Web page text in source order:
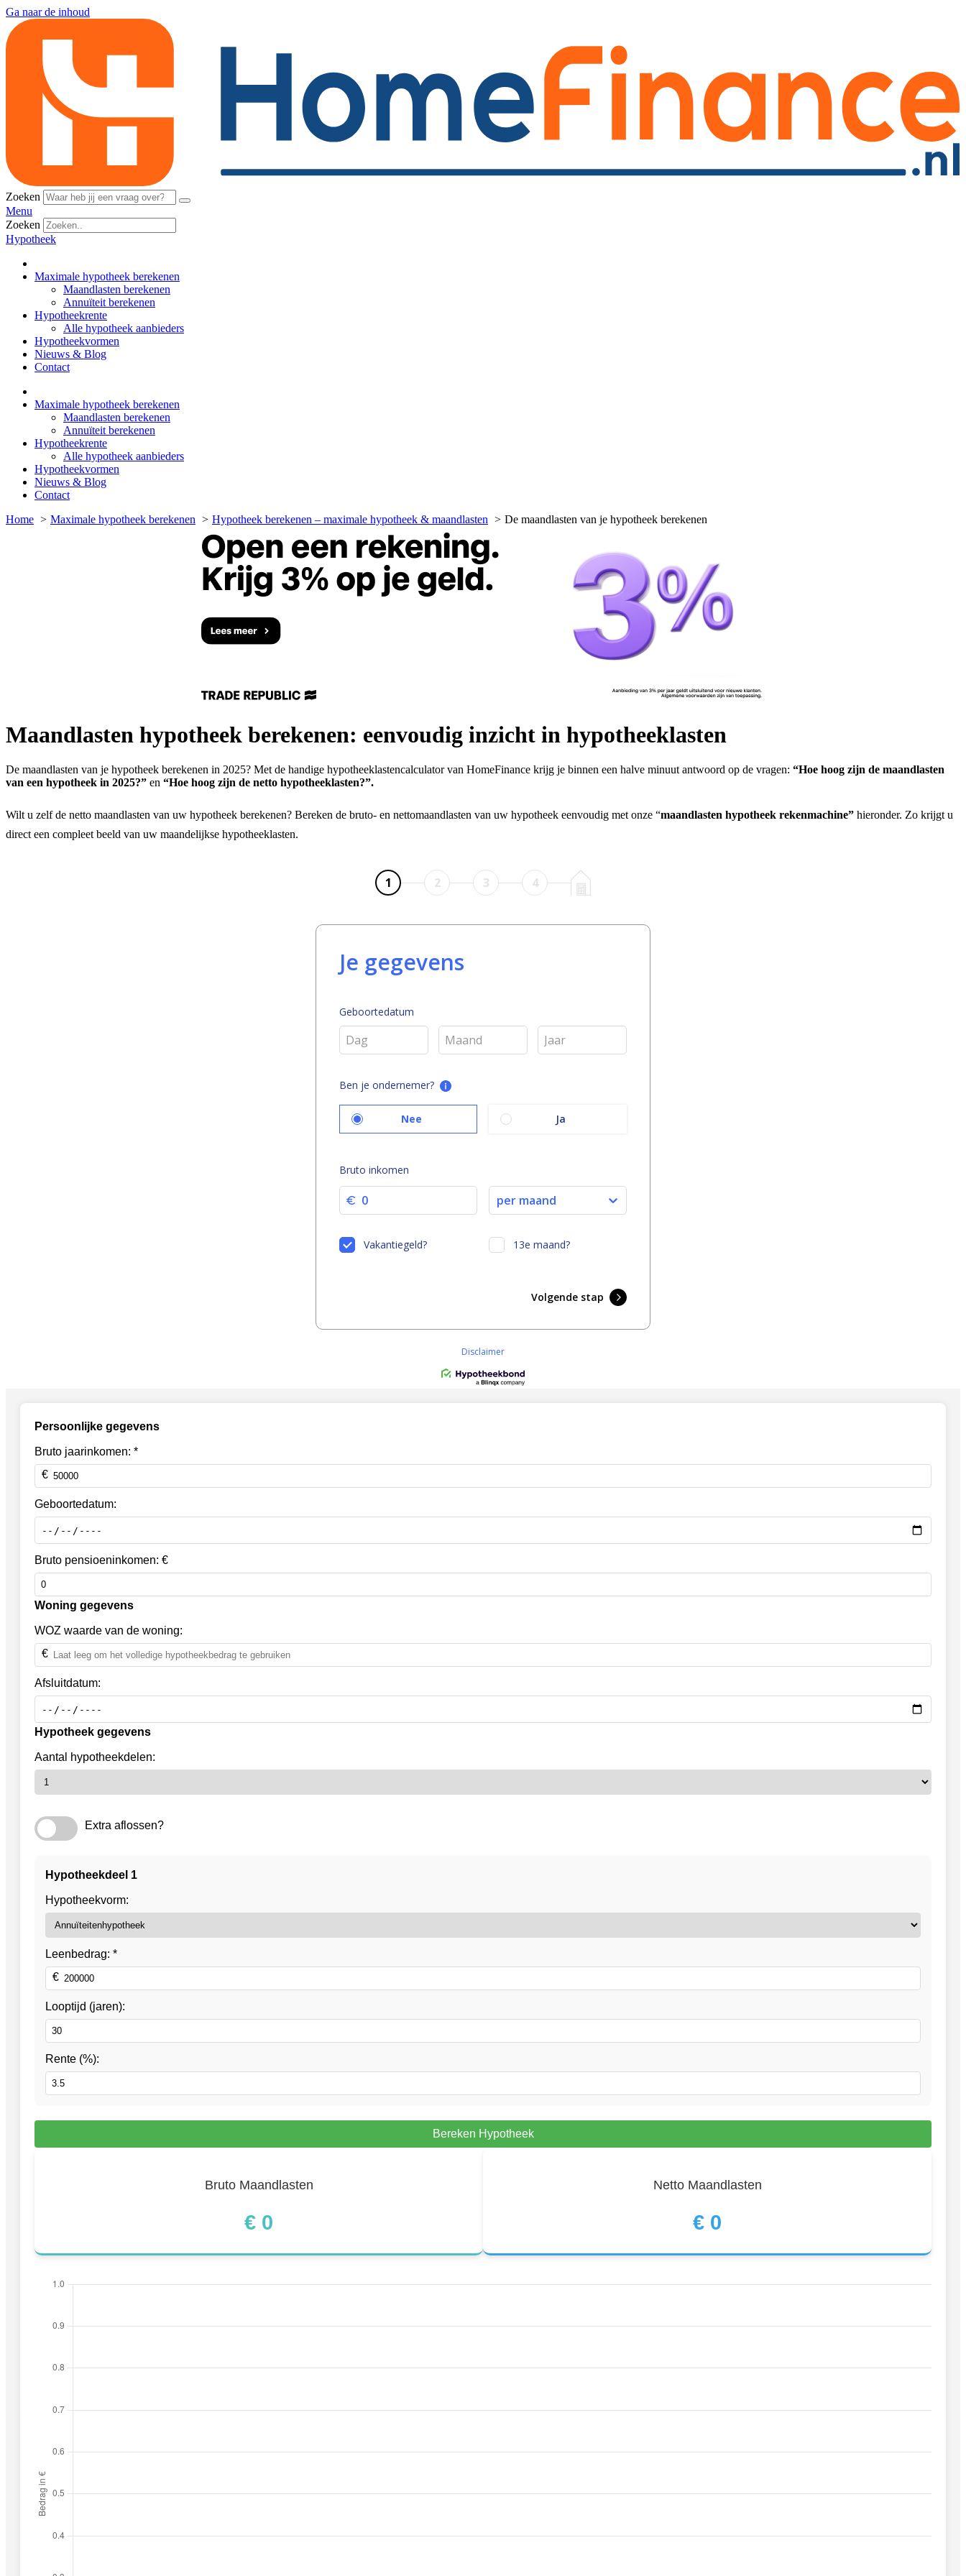
Ga naar de inhoud
Zoeken
Menu
Zoeken
Hypotheek
Maximale hypotheek berekenen
Maandlasten berekenen
Annuïteit berekenen
Hypotheekrente
Alle hypotheek aanbieders
Hypotheekvormen
Nieuws & Blog
Contact
Maximale hypotheek berekenen
Maandlasten berekenen
Annuïteit berekenen
Hypotheekrente
Alle hypotheek aanbieders
Hypotheekvormen
Nieuws & Blog
Contact
Home
Maximale hypotheek berekenen Hypotheek berekenen – maximale hypotheek & maandlasten De maandlasten van je hypotheek berekenen
Maandlasten hypotheek berekenen: eenvoudig inzicht in hypotheeklasten
De maandlasten van je hypotheek berekenen in 2025? Met de handige hypotheeklastencalculator van HomeFinance krijg je binnen een halve minuut antwoord op de vragen: “Hoe hoog zijn de maandlasten
van een hypotheek in 2025?” en “Hoe hoog zijn de netto hypotheeklasten?”.
Wilt u zelf de netto maandlasten van uw hypotheek berekenen? Bereken de bruto- en nettomaandlasten van uw hypotheek eenvoudig met onze “maandlasten hypotheek rekenmachine” hieronder. Zo krijgt u
direct een compleet beeld van uw maandelijkse hypotheeklasten.
Persoonlijke gegevens
Bruto jaarinkomen: *
Geboortedatum:
Bruto pensioeninkomen: €
Woning gegevens
WOZ waarde van de woning:
Afsluitdatum:
Hypotheek gegevens
Aantal hypotheekdelen:
Extra aflossen?
Hypotheekdeel 1
Hypotheekvorm:
Leenbedrag: *
Looptijd (jaren):
Rente (%):
Bereken Hypotheek
Bruto Maandlasten
€ 0
Netto Maandlasten
€ 0